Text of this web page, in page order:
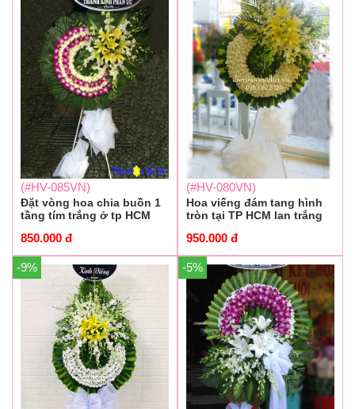
(#HV-085VN)
Đặt vòng hoa chia buồn 1
tầng tím trắng ở tp HCM
850.000 đ
(#HV-080VN)
Hoa viếng đám tang hình
tròn tại TP HCM lan trắng
950.000 đ
-9% -5%